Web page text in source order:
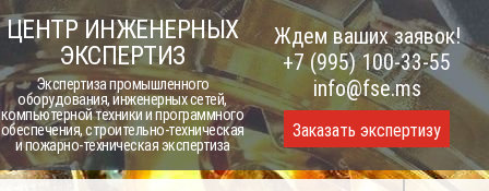
Skip
to
content
ЦЕНТР ИНЖЕНЕРНЫХ
ЭКСПЕРТИЗ
Экспертиза промышленного
оборудования, инженерных сетей,
компьютерной техники и программного
обеспечения, строительно-техническая
и пожарно-техническая экспертиза
Ждем ваших заявок!
+7 (995) 100-33-55
info@fse.ms
Заказать экспертизу